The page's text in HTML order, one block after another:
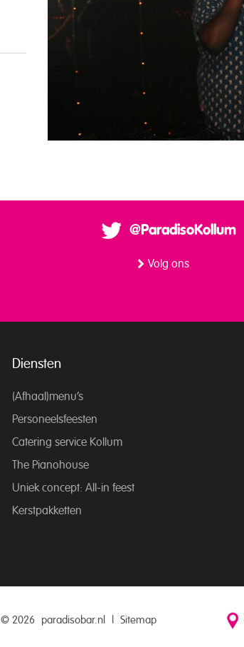
@ParadisoKollum
Volg ons
Diensten
(Afhaal)menu’s
Personeelsfeesten
Catering service Kollum
The Pianohouse
Uniek concept: All-in feest
Kerstpakketten
© 2026 paradisobar.nl Sitemap